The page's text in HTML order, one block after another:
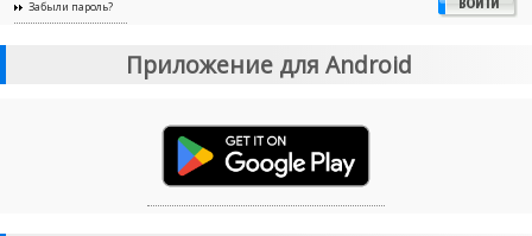
Забыли пароль?
Приложение для Android